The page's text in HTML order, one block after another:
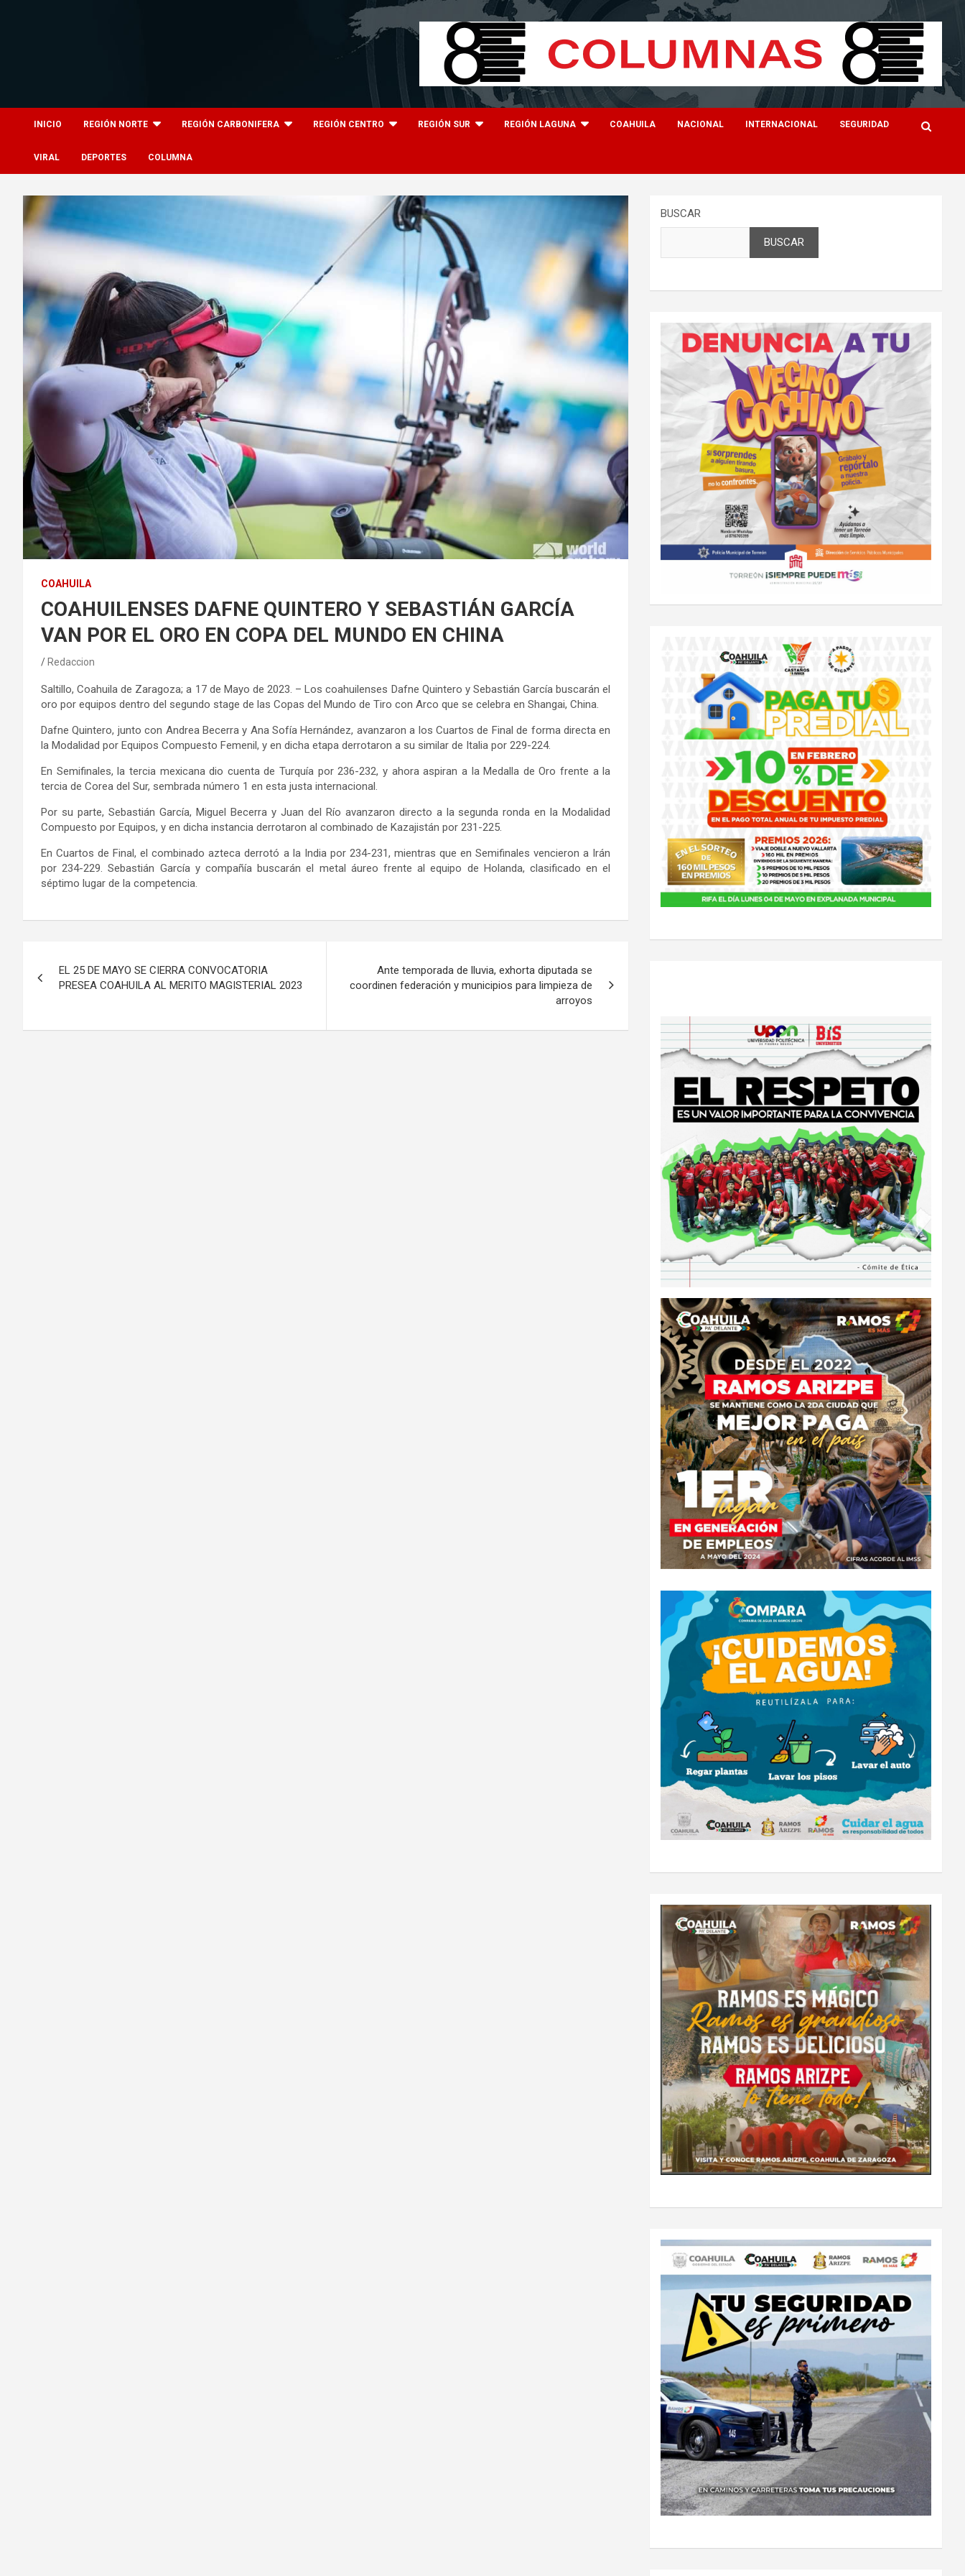
INICIO REGIÓN NORTE REGIÓN CARBONIFERA REGIÓN CENTRO REGIÓN SUR REGIÓN LAGUNA COAHUILA NACIONAL INTERNACIONAL SEGURIDAD
VIRAL DEPORTES COLUMNA
COAHUILA
COAHUILENSES DAFNE QUINTERO Y SEBASTIÁN GARCÍA
VAN POR EL ORO EN COPA DEL MUNDO EN CHINA
Redaccion
Saltillo, Coahuila de Zaragoza; a 17 de Mayo de 2023. – Los coahuilenses Dafne Quintero y Sebastián García buscarán el
oro por equipos dentro del segundo stage de las Copas del Mundo de Tiro con Arco que se celebra en Shangai, China.
Dafne Quintero, junto con Andrea Becerra y Ana Sofía Hernández, avanzaron a los Cuartos de Final de forma directa en
la Modalidad por Equipos Compuesto Femenil, y en dicha etapa derrotaron a su similar de Italia por 229-224.
En Semifinales, la tercia mexicana dio cuenta de Turquía por 236-232, y ahora aspiran a la Medalla de Oro frente a la
tercia de Corea del Sur, sembrada número 1 en esta justa internacional.
Por su parte, Sebastián García, Miguel Becerra y Juan del Río avanzaron directo a la segunda ronda en la Modalidad
Compuesto por Equipos, y en dicha instancia derrotaron al combinado de Kazajistán por 231-225.
En Cuartos de Final, el combinado azteca derrotó a la India por 234-231, mientras que en Semifinales vencieron a Irán
por 234-229. Sebastián García y compañía buscarán el metal áureo frente al equipo de Holanda, clasificado en el
séptimo lugar de la competencia.
de
EL 25 DE MAYO SE CIERRA CONVOCATORIA
PRESEA COAHUILA AL MERITO MAGISTERIAL 2023
Ante temporada de lluvia, exhorta diputada se
coordinen federación y municipios para limpieza de
arroyos
BUSCAR
BUSCAR